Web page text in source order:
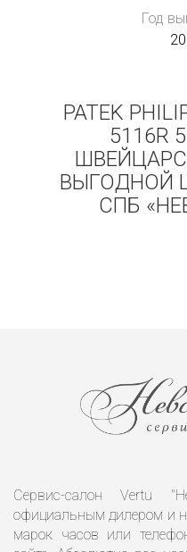
Год
PATEK
5116R
ВЫГОДНОЙ
СПБ
Сервис-салон Vertu
официальным дилером и
марок часов или